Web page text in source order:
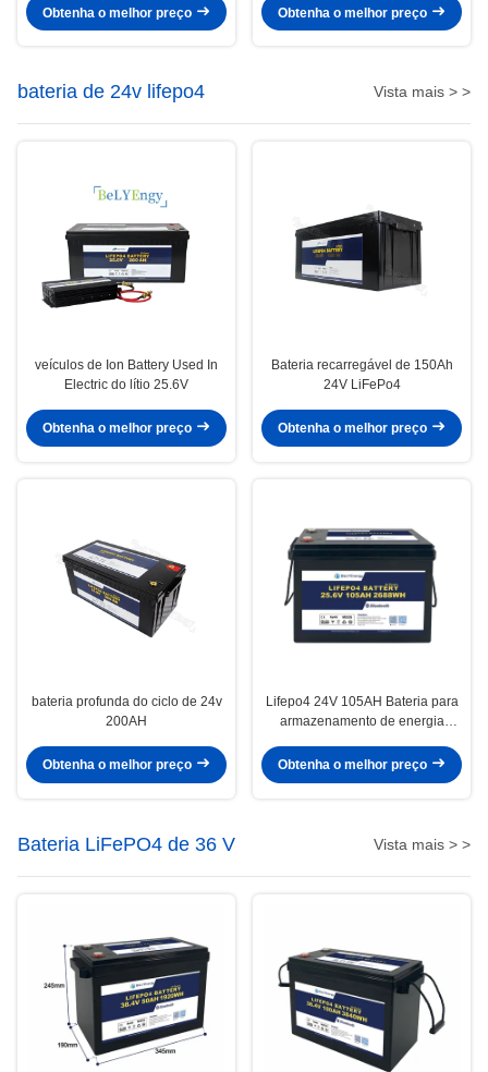
Obtenha o melhor preço Obtenha o melhor preço
bateria de 24v lifepo4 Vista mais > >
veículos de Ion Battery Used In
Electric do lítio 25.6V
Obtenha o melhor preço
Bateria recarregável de 150Ah
24V LiFePo4
Obtenha o melhor preço
bateria profunda do ciclo de 24v
200AH
Obtenha o melhor preço
Lifepo4 24V 105AH Bateria para
armazenamento de energia
Obtenha o melhor preço
Bateria LiFePO4 de 36 V Vista mais > >